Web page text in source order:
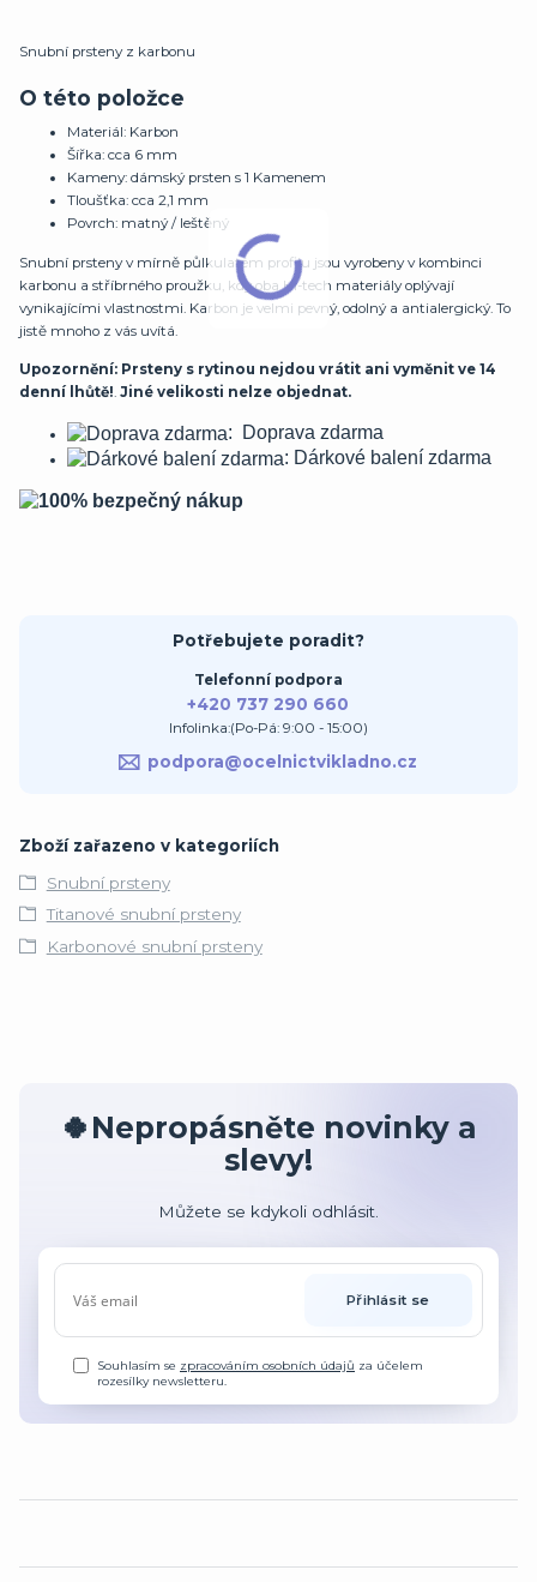
Snubní prsteny z karbonu
O této položce
Materiál: Karbon
Šířka: cca 6 mm
Kameny: dámský prsten s 1 Kamenem
Tloušťka: cca 2,1 mm
Povrch: matný / leštěný
Snubní prsteny v mírně půlkulatém profilu jsou vyrobeny v kombinci
karbonu a stříbrného proužku, kdy oba Hi-tech materiály oplývají
vynikajícími vlastnostmi. Karbon je velmi pevný, odolný a antialergický. To
jistě mnoho z vás uvítá.
Upozornění: Prsteny s rytinou nejdou vrátit ani vyměnit ve 14
denní lhůtě!. Jiné velikosti nelze objednat.
: Doprava zdarma
: Dárkové balení zdarma
Potřebujete poradit?
Telefonní podpora
+420 737 290 660
Infolinka:(Po-Pá: 9:00 - 15:00)
podpora@ocelnictvikladno.cz
Zboží zařazeno v kategoriích
Snubní prsteny
Titanové snubní prsteny
Karbonové snubní prsteny
🍀Nepropásněte novinky a
slevy!
Můžete se kdykoli odhlásit.
Přihlásit se
Souhlasím se zpracováním osobních údajů za účelem
rozesílky newsletteru.